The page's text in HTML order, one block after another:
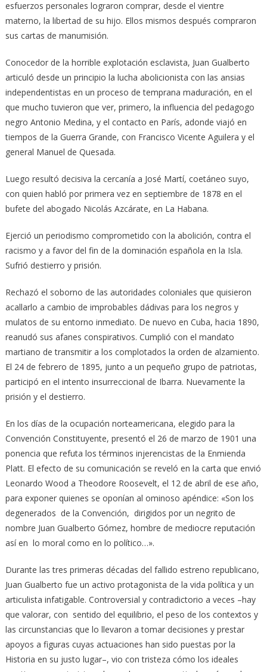
esfuerzos personales lograron comprar, desde el vientre
materno, la libertad de su hijo. Ellos mismos después compraron
sus cartas de manumisión.
Conocedor de la horrible explotación esclavista, Juan Gualberto
articuló desde un principio la lucha abolicionista con las ansias
independentistas en un proceso de temprana maduración, en el
que mucho tuvieron que ver, primero, la influencia del pedagogo
negro Antonio Medina, y el contacto en París, adonde viajó en
tiempos de la Guerra Grande, con Francisco Vicente Aguilera y el
general Manuel de Quesada.
Luego resultó decisiva la cercanía a José Martí, coetáneo suyo,
con quien habló por primera vez en septiembre de 1878 en el
bufete del abogado Nicolás Azcárate, en La Habana.
Ejerció un periodismo comprometido con la abolición, contra el
racismo y a favor del fin de la dominación española en la Isla.
Sufrió destierro y prisión.
Rechazó el soborno de las autoridades coloniales que quisieron
acallarlo a cambio de improbables dádivas para los negros y
mulatos de su entorno inmediato. De nuevo en Cuba, hacia 1890,
reanudó sus afanes conspirativos. Cumplió con el mandato
martiano de transmitir a los complotados la orden de alzamiento.
El 24 de febrero de 1895, junto a un pequeño grupo de patriotas,
participó en el intento insurreccional de Ibarra. Nuevamente la
prisión y el destierro.
En los días de la ocupación norteamericana, elegido para la
Convención Constituyente, presentó el 26 de marzo de 1901 una
ponencia que refuta los términos injerencistas de la Enmienda
Platt. El efecto de su comunicación se reveló en la carta que envió
Leonardo Wood a Theodore Roosevelt, el 12 de abril de ese año,
para exponer quienes se oponían al ominoso apéndice: «Son los
degenerados de la Convención, dirigidos por un negrito de
nombre Juan Gualberto Gómez, hombre de mediocre reputación
así en lo moral como en lo político…».
Durante las tres primeras décadas del fallido estreno republicano,
Juan Gualberto fue un activo protagonista de la vida política y un
articulista infatigable. Controversial y contradictorio a veces –hay
que valorar, con sentido del equilibrio, el peso de los contextos y
las circunstancias que lo llevaron a tomar decisiones y prestar
apoyos a figuras cuyas actuaciones han sido puestas por la
Historia en su justo lugar–, vio con tristeza cómo los ideales